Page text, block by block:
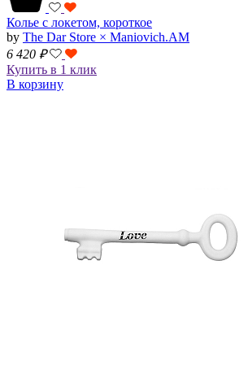
Колье с локетом, короткое
by The Dar Store × Maniovich.AM
6 420 ₽
Купить в 1 клик
В корзину